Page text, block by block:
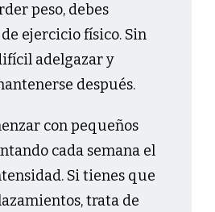
peso, debes
ejercicio físico. Sin
adelgazar y
después.
con pequeños
cada semana el
Si tienes que
trata de